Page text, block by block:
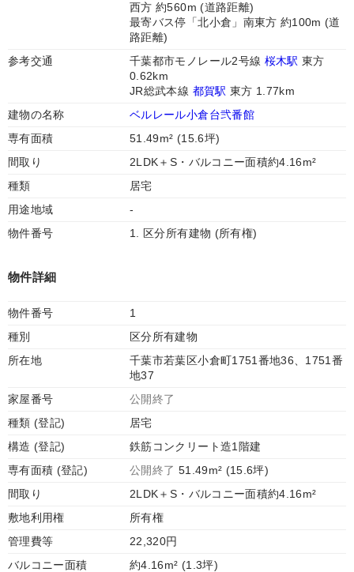
西方 約560m (道路距離)
最寄バス停「北小倉」南東方 約100m (道
路距離)
参考交通
千葉都市モノレール2号線 桜木駅 東方
0.62km
JR総武本線 都賀駅 東方 1.77km
建物の名称
ベルレール小倉台弐番館
専有面積
51.49m² (15.6坪)
間取り
2LDK＋S・バルコニー面積約4.16m²
種類
居宅
用途地域
-
物件番号
1. 区分所有建物 (所有権)
物件詳細
物件番号
1
種別
区分所有建物
所在地
千葉市若葉区小倉町1751番地36、1751番
地37
家屋番号
公開終了
種類 (登記)
居宅
構造 (登記)
鉄筋コンクリート造1階建
専有面積 (登記)
公開終了 51.49m² (15.6坪)
間取り
2LDK＋S・バルコニー面積約4.16m²
敷地利用権
所有権
管理費等
22,320円
バルコニー面積
約4.16m² (1.3坪)